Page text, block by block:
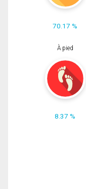
70.17 %
À pied
8.37 %